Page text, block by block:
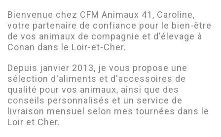
Bienvenue chez CFM Animaux 41, Caroline,
votre partenaire de confiance pour le bien-être
de vos animaux de compagnie et d'élevage à
Conan dans le Loir-et-Cher.
Depuis janvier 2013, je vous propose une
sélection d'aliments et d'accessoires de
qualité pour vos animaux, ainsi que des
conseils personnalisés et un service de
livraison mensuel selon mes tournées dans le
Loir et Cher.